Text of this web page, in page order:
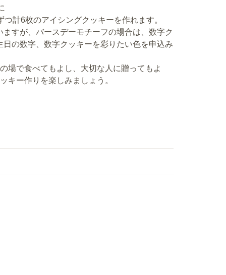
計6枚のアイシングクッキーを作れます。
すが、バースデーモチーフの場合は、数字ク
の数字、数字クッキーを彩りたい色を申込み
場で食べてもよし、大切な人に贈ってもよ
キー作りを楽しみましょう。